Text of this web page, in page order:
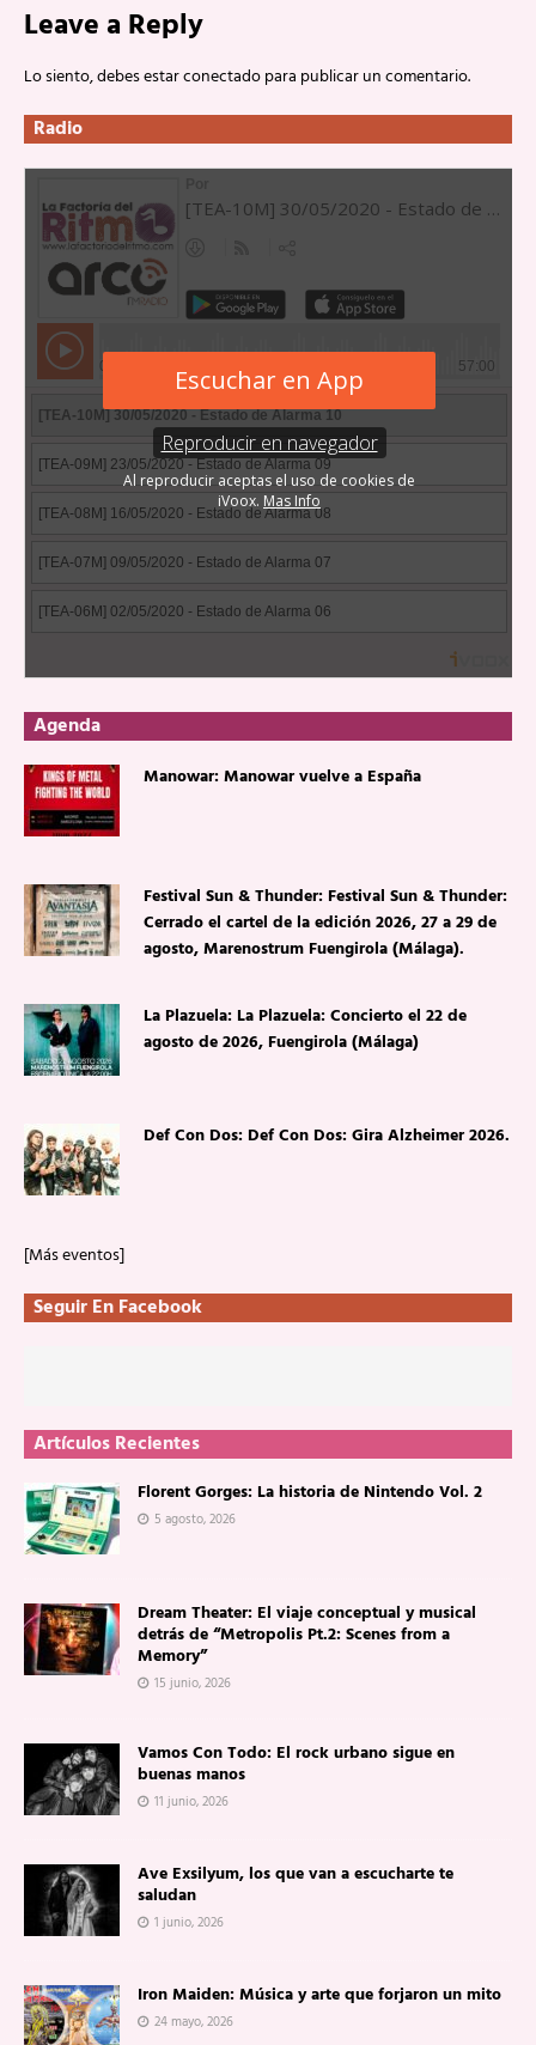
Leave a Reply
Lo siento, debes estarconectadopara publicar un comentario.
Radio
Agenda
Manowar: Manowar vuelve a España
Festival Sun & Thunder: Festival Sun & Thunder:
Cerrado el cartel de la edición 2026, 27 a 29 de
agosto, Marenostrum Fuengirola (Málaga).
La Plazuela: La Plazuela: Concierto el 22 de
agosto de 2026, Fuengirola (Málaga)
Def Con Dos: Def Con Dos: Gira Alzheimer 2026.
[Más eventos]
Seguir En Facebook
Artículos Recientes
Florent Gorges: La historia de Nintendo Vol. 2
5 agosto, 2026
Dream Theater: El viaje conceptual y musical
detrás de “Metropolis Pt.2: Scenes from a
Memory”
15 junio, 2026
Vamos Con Todo: El rock urbano sigue en
buenas manos
11 junio, 2026
Ave Exsilyum, los que van a escucharte te
saludan
1 junio, 2026
Iron Maiden: Música y arte que forjaron un mito
24 mayo, 2026